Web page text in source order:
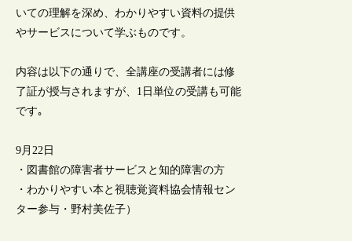
いての理解を深め、わかりやすい資料の提供
やサービスについて学ぶものです。
内容は以下の通りで、全講座の受講者には修
了証が授与されますが、1日単位の受講も可能
です｡
9月22日
・図書館の障害者サービスと知的障害の方
・わかりやすい本と視聴覚資料協会情報セン
ター参与・野村美佐子）